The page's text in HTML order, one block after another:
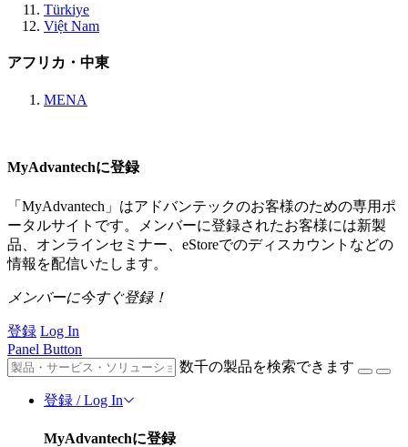
Türkiye
Việt Nam
アフリカ・中東
MENA
MyAdvantechに登録
「MyAdvantech」はアドバンテックのお客様のための専用ポ
ータルサイトです。メンバーに登録されたお客様には新製
品、オンラインセミナー、eStoreでのディスカウントなどの
情報を配信いたします。
メンバーに今すぐ登録！
登録 Log In
Panel Button
数千の製品を検索できます
登録 / Log In
MyAdvantechに登録